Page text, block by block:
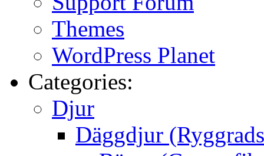
Themes
WordPress Planet
Categories:
Djur
Däggdjur